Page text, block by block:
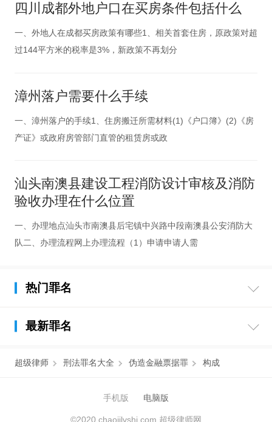
四川成都外地户口在买房条件包括什么
一、外地人在成都买房政策有哪些1、相关首套住房，原政策对超
过144平方米的税率是3%，新政策不再划分
漳州落户需要什么手续
一、漳州落户的手续1、住房搬迁所需材料(1)《户口簿》(2)《房
产证》或政府房管部门直管的租赁房或政
汕头南澳县建设工程消防设计审核及消防
验收办理在什么位置
一、办理地点汕头市南澳县后宅镇中兴路中段南澳县公安消防大
队二、办理流程网上办理流程（1）申请申请人需
热门罪名
最新罪名
超级律师 刑法罪名大全 伪造金融票据罪 构成
手机版 电脑版
©2020 chaojilvshi.com 超级律师网